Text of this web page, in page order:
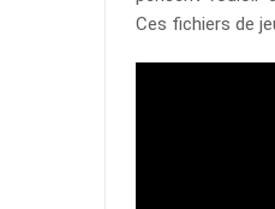
Ces fichiers de